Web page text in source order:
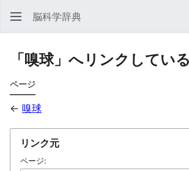
脳科学辞典
「嗅球」へリンクしてい
ページ
← 嗅球
リンク元
ページ: